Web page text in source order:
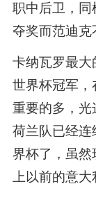
职中后卫，
夺奖而范迪克
卡纳瓦罗最
世界杯冠军，
重要的多，光
荷兰队已经
界杯了，虽然
上以前的意大